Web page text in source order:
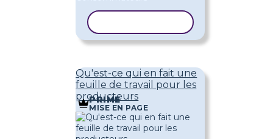
Qu'est-ce qui en fait une
feuille de travail pour les
producteurs
PRIME
MISE EN PAGE